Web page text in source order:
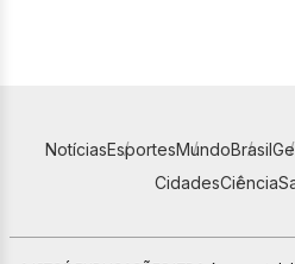
NotíciasEsportesMundoBrasil
CidadesCiência